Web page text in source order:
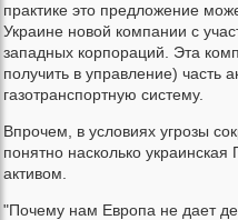
практике это предложение
Украине новой компании с
западных корпораций. Эта
получить в управление) часть
газотранспортную систему.
Впрочем, в условиях угрозы
понятно насколько
активом.
"Почему нам Европа не дает